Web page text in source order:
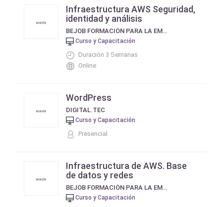
Infraestructura AWS Seguridad,
identidad y análisis
BEJOB FORMACIÓN PARA LA EMPLEABILIDAD
Curso y Capacitación
Duración 3 Semanas
Online
WordPress
DIGITAL.TEC
Curso y Capacitación
Presencial
Infraestructura de AWS. Base
de datos y redes
BEJOB FORMACIÓN PARA LA EMPLEABILIDAD
Curso y Capacitación